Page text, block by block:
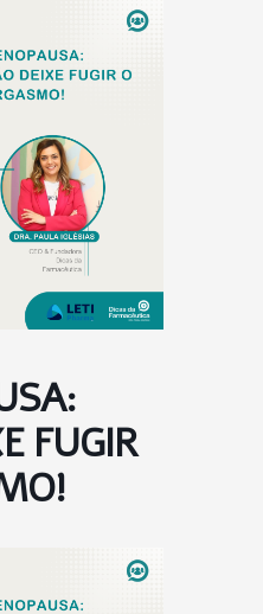
FUGIR